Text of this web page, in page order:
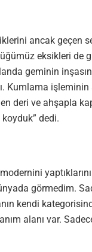
ancak geçen
eksikleri de
geminin
Kumlama
deri ve ahşapla
dedi.
görmedim.
kendi
alanı var.